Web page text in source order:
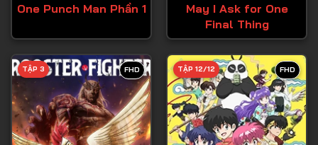
Tập 17
Tập 18
Tập 19
Tập 20
Tập 21
One Punch Man Phần 1
May I Ask for One
Final Thing
FHD
TẬP 3 FHD
TẬP 12/12